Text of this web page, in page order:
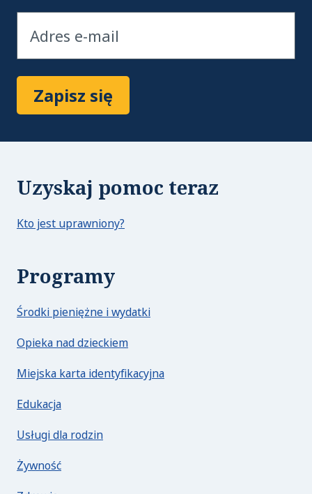
Zapisz się
Uzyskaj pomoc teraz
Kto jest uprawniony?
Programy
Środki pieniężne i wydatki
Opieka nad dzieckiem
Miejska karta identyfikacyjna
Edukacja
Usługi dla rodzin
Żywność